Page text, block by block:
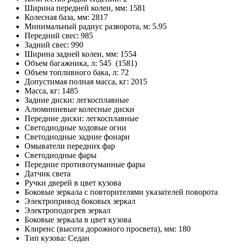
Ширина передней колеи, мм: 1581
Колесная база, мм: 2817
Минимальный радиус разворота, м: 5.95
Передний свес: 985
Задний свес: 990
Ширина задней колеи, мм: 1554
Объем багажника, л: 545 (1581)
Объем топливного бака, л: 72
Допустимая полная масса, кг: 2015
Масса, кг: 1485
Задние диски: легкосплавные
Алюминиевые колесные диски
Передние диски: легкосплавные
Светодиодные ходовые огни
Cветодиодные задние фонари
Омыватели передних фар
Светодиодные фары
Передние противотуманные фары
Датчик света
Ручки дверей в цвет кузова
Боковые зеркала с повторителями указателей поворота
Электропривод боковых зеркал
Электроподогрев зеркал
Боковые зеркала в цвет кузова
Клиренс (высота дорожного просвета), мм: 180
Тип кузова: Седан